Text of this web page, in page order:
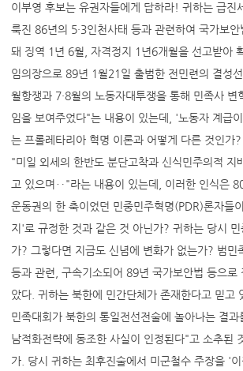
이부영 후보는 유권자들에게 답하라! 귀하는 급진
룩진 86년의 5·3인천사태 등과 관련하여 국가보
돼 징역 1년 6월, 자격정지 1년6개월을 선고받아
임의장으로 89년 1월21일 출범한 전민련의 결성
월항쟁과 7·8월의 노동자대투쟁을 통해 민족사 변
임을 보여주었다"는 내용이 있는데, '노동자 계급
는 프롤레타리아 혁명 이론과 어떻게 다른 것인가
"미일 외세의 한반도 분단고착과 신식민주의적 지
고 있으며‥"라는 내용이 있는데, 이러한 인식은
운동권의 한 축이었던 민중민주혁명(PDR)론자들
지'로 규정한 것과 같은 것 아닌가? 귀하는 당시
가? 그렇다면 지금도 신념에 변화가 없는가? 범민
등과 관련, 구속기소되어 89년 국가보안법 등으로
았다. 귀하는 북한에 민간단체가 존재한다고 믿고
민족대회가 북한의 통일전선전술에 놀아나는 결
남적화전략에 동조한 사실이 인정된다"고 소추된
가. 당시 귀하는 최후진술에서 미군철수 주장을 '